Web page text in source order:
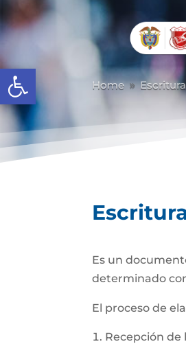
Abrir barra de herramientas
Home 9
Es un
determinado
El proceso de
Recepción de